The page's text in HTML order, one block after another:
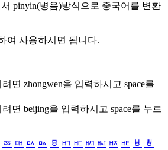
pinyin(병음)방식으로 중국어를 변환
여 사용하시면 됩니다.
면 zhongwen을 입력하시고 space를
면 beijing을 입력하시고 space를 누르
ㅭ ㅮ ㅯ ㅰ ㅱ ㅲ ㅳ ㅴ ㅵ ㅶ ㅷ ㅸ
ㅹ